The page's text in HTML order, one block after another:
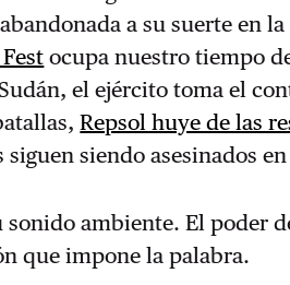
a su suerte en
ocupa nuestro tiempo
el ejército toma el
Repsol huye de las
siguen siendo asesinados
sonido ambiente. El poder
que impone la palabra.